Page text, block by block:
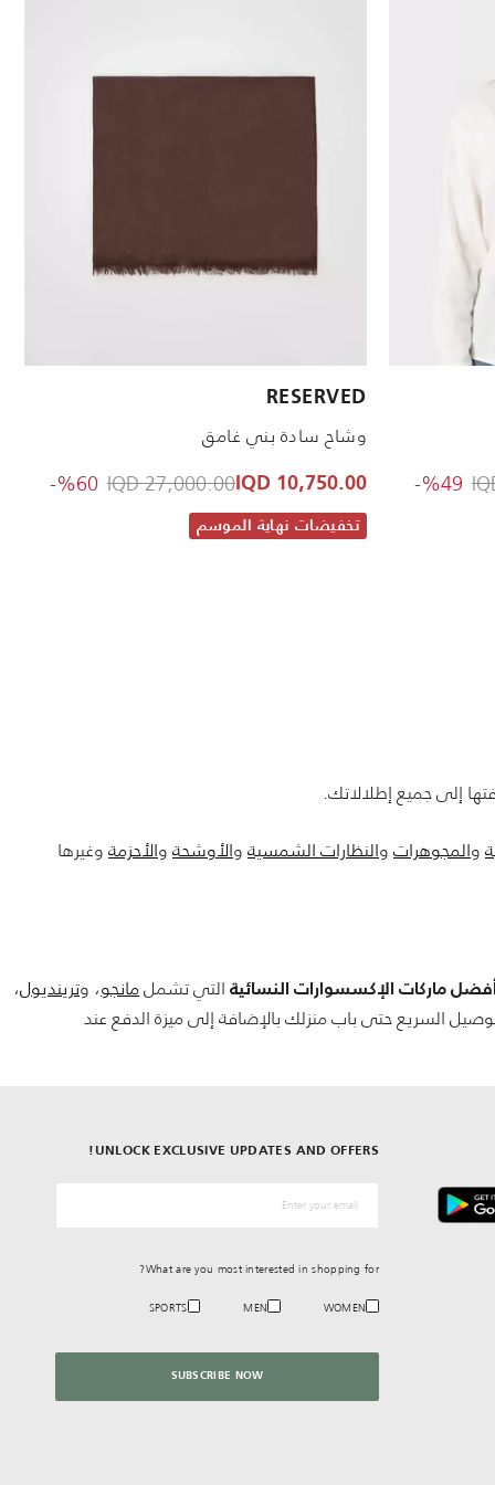
Price
to 18,000.00 IQD
%49-
RESERVED
وشاح سادة بني غامق
10,750.00 IQD
Price reduced from
27,000.00 IQD
IQD
%60-
تخفيضات نهاية الموسم
إلى جميع إطلالاتك.
والمجوهرات والنظارات الشمسية والأوشحة والأحزمة وغيرها
أفضل ماركات الإكسسوارات النسائية التي تشملمانجو، وترينديول،
السريع حتى باب منزلك بالإضافة إلى ميزة الدفع عند
UNLOCK EXCLUSIVE UPDATES AND OFFERS!
*البريد الإلكترونيّ
What are you most interested in shopping for?
WOMEN
MEN
SPORTS
SUBSCRIBE NOW